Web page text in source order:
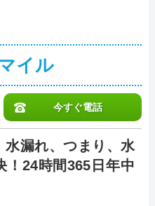
イル
今すぐ電話
水漏れ、つまり、水
！24時間365日年中